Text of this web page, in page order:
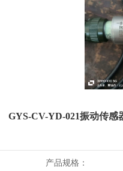
GYS-CV-YD-021振动传感
产品规格：